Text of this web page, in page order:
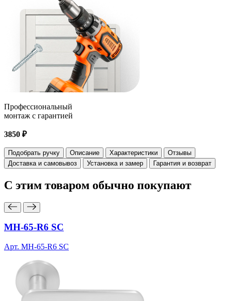
Профессиональный
монтаж с гарантией
3850 ₽
Подобрать ручку Описание Характеристики
Отзывы
Доставка и самовывоз
Установка и замер Гарантия и возврат
С этим товаром обычно покупают
MH-65-R6 SC
Арт. MH-65-R6 SC